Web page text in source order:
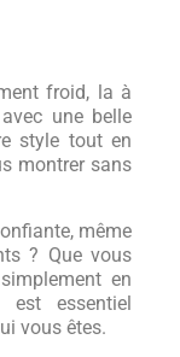
froid, la à
une belle
style tout en
montrer sans
même
? Que vous
en
est essentiel
vous êtes.